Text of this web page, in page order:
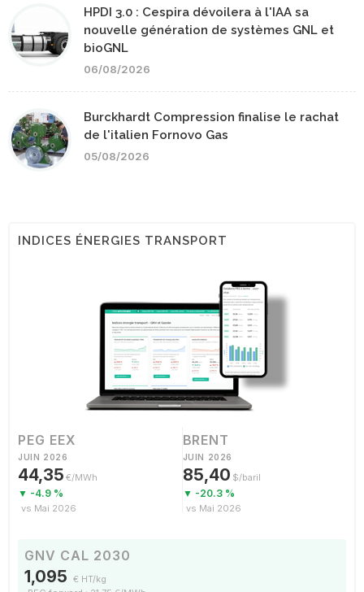
HPDI 3.0 : Cespira dévoilera à l'IAA sa
nouvelle génération de systèmes GNL et
bioGNL
06/08/2026
Burckhardt Compression finalise le rachat
de l'italien Fornovo Gas
05/08/2026
INDICES ÉNERGIES TRANSPORT
PEG EEX
JUIN 2026
44,35 €/MWh
▼ -4.9 %
vs Mai 2026
BRENT
JUIN 2026
85,40 $/baril
▼ -20.3 %
vs Mai 2026
GNV CAL 2030
1,095 € HT/kg